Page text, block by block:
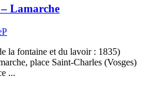
– Lamarche
la fontaine et du lavoir : 1835)
place Saint-Charles (Vosges)
...